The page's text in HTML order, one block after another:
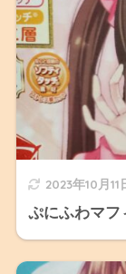
2023年10月11
ぷにふわマフ